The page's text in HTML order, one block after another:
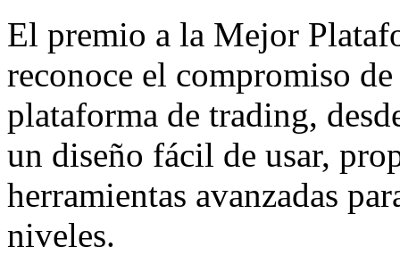
El premio a la Mejor
reconoce el compromiso
plataforma de trading,
un diseño fácil de usar,
herramientas avanzadas
niveles.